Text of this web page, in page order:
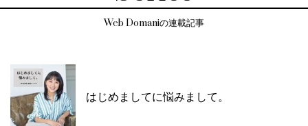
Web Domaniの連載記事
はじめましてに悩みまして。